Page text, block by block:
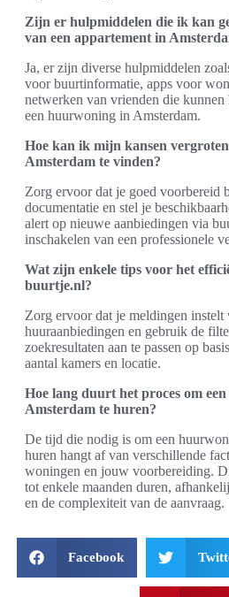
Zijn er hulpmiddelen die ik kan
van een appartement in
Ja, er zijn diverse hulpmiddelen
voor buurtinformatie, apps voor
netwerken van vrienden die
een huurwoning in Amsterdam.
Hoe kan ik mijn kansen
Amsterdam te vinden?
Zorg ervoor dat je goed voorbereid
documentatie en stel je
alert op nieuwe aanbiedingen via
inschakelen van een professionele
Wat zijn enkele tips voor het
buurtje.nl?
Zorg ervoor dat je meldingen instelt
huuraanbiedingen en gebruik de
zoekresultaten aan te passen op
aantal kamers en locatie.
Hoe lang duurt het proces om
Amsterdam te huren?
De tijd die nodig is om een
huren hangt af van verschillende
woningen en jouw voorbereiding.
tot enkele maanden duren,
en de complexiteit van de aanvraag.
Facebook